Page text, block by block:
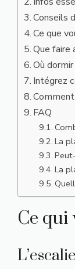
Conseils
Ce que
Que faire
Où
Intégrez
FAQ
La
La
Ce qui